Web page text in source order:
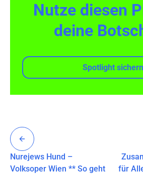
Nutze diesen
deine
Spotlight sichern
Nurejews Hund –
Volksoper Wien ** So geht
für